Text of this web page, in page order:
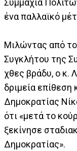
Συμμαχία
ένα παλλαϊκό
Μιλώντας από
Συγκλήτου της
χθες βράδυ, ο κ.
δριμεία
Δημοκρατίας
ότι «μετά το
ξεκίνησε
Δημοκρατίας».